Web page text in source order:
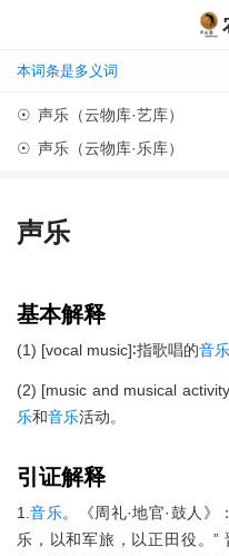
本词条是多义词
☉ 声乐（云物库·艺库）
☉ 声乐（云物库·乐库）
声乐
基本解释
(1) [vocal music]∶指歌唱的音乐
(2) [music and musical
乐和音乐活动。
引证解释
1. 音乐。《周礼·地官·鼓人》
乐，以和军旅，以正田役。